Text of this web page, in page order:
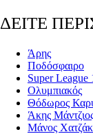
ΔΕΙΤΕ
Άρης
Ποδόσφαιρο
Super League
Ολυμπιακός
Θόδωρος
Άκης
Μάνος